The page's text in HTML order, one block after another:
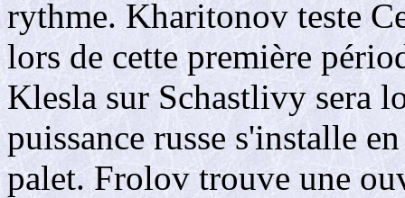
rythme. Kharitonov teste
lors de cette première
Klesla sur Schastlivy sera
puissance russe s'installe
palet. Frolov trouve une